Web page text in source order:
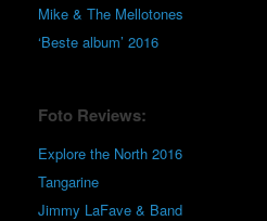
Mike & The Mellotones
‘Beste album’ 2016
Foto Reviews:
Explore the North 2016
Tangarine
Jimmy LaFave & Band